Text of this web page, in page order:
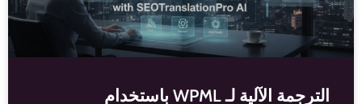
الترجمة الآلية لـ WPML باستخدام